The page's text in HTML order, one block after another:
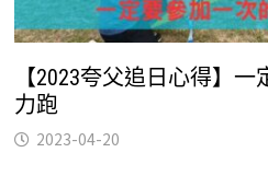
【2023夸父追日心得】
力跑
2023-04-20